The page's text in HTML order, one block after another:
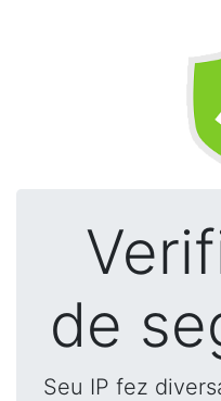
de
Seu IP fez